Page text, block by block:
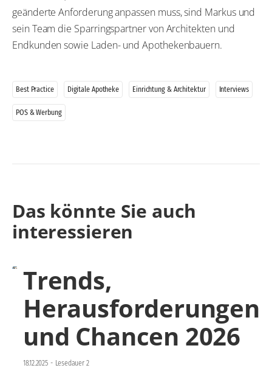
geänderte Anforderung anpassen muss, sind Markus und
sein Team die Sparringspartner von Architekten und
Endkunden sowie Laden- und Apothekenbauern.
Best Practice Digitale Apotheke Einrichtung & Architektur Interviews
POS & Werbung
Das könnte Sie auch
interessieren
Trends,
Herausforderungen
und Chancen 2026
18.12.2025 - Lesedauer 2